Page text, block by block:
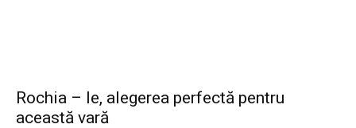
Rochia – Ie, alegerea perfectă pentru
această vară